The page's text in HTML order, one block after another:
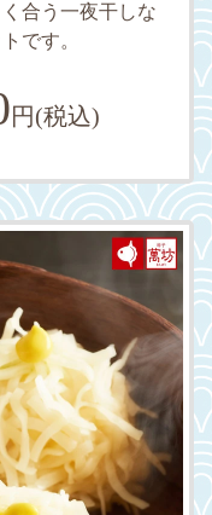
合う一夜干しな
です。
円(税込)